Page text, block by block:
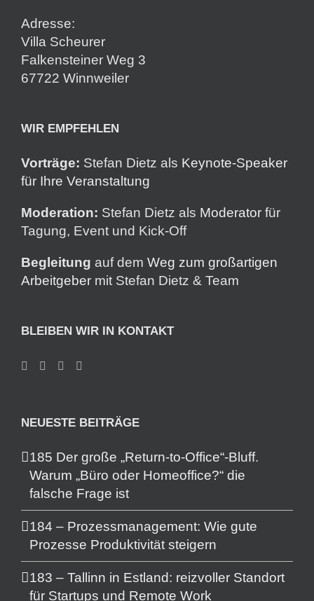
Adresse:
Villa Scheurer
Falkensteiner Weg 3
67722 Winnweiler
WIR EMPFEHLEN
Vorträge: Stefan Dietz als Keynote-Speaker
für Ihre Veranstaltung
Moderation: Stefan Dietz als Moderator für
Tagung, Event und Kick-Off
Begleitung auf dem Weg zum großartigen
Arbeitgeber mit Stefan Dietz & Team
BLEIBEN WIR IN KONTAKT
NEUESTE BEITRÄGE
185 Der große „Return-to-Office“-Bluff.
Warum „Büro oder Homeoffice?“ die
falsche Frage ist
184 – Prozessmanagement: Wie gute
Prozesse Produktivität steigern
183 – Tallinn in Estland: reizvoller Standort
für Startups und Remote Work